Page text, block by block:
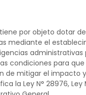
por objeto dotar
mediante el
condiciones para
mitigar el impacto
la Ley N° 28976,